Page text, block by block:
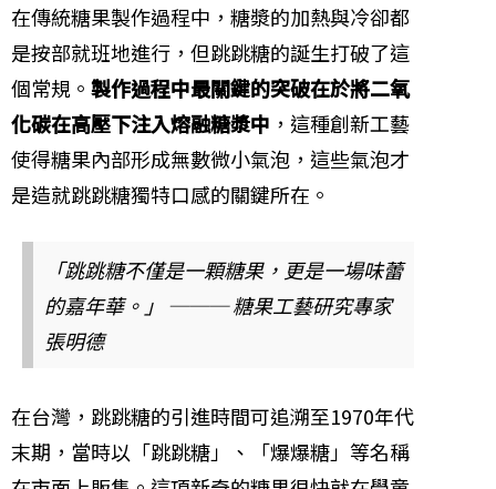
在傳統糖果製作過程中，糖漿的加熱與冷卻都
是按部就班地進行，但跳跳糖的誕生打破了這
個常規。 製作過程中最關鍵的突破在於將二氧
化碳在高壓下注入熔融糖漿中 ，這種創新工藝
使得糖果內部形成無數微小氣泡，這些氣泡才
是造就跳跳糖獨特口感的關鍵所在。
「跳跳糖不僅是一顆糖果，更是一場味蕾
的嘉年華。」 ─── 糖果工藝研究專家
張明德
在台灣，跳跳糖的引進時間可追溯至1970年代
末期，當時以「跳跳糖」、「爆爆糖」等名稱